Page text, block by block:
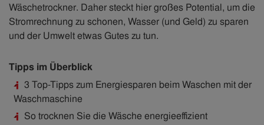
Wäschetrockner. Daher steckt hier großes Potential, um die
Stromrechnung zu schonen, Wasser (und Geld) zu sparen
und der Umwelt etwas Gutes zu tun.
Tipps im Überblick
3 Top-Tipps zum Energiesparen beim Waschen mit der
Waschmaschine
So trocknen Sie die Wäsche energieeffizient